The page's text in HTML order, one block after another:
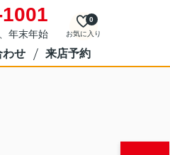
年末年始 お気に入り
0
わせ 来店予約